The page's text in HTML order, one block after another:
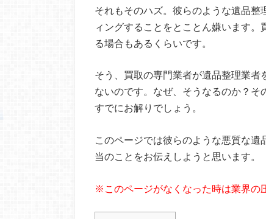
それもそのハズ。彼らのような遺品
ィングすることをとことん嫌います
る場合もあるくらいです。
そう、買取の専門業者が遺品整理業
ないのです。なぜ、そうなるのか？
すでにお解りでしょう。
このページでは彼らのような悪質な
当のことをお伝えしようと思います。
※このページがなくなった時は業界の